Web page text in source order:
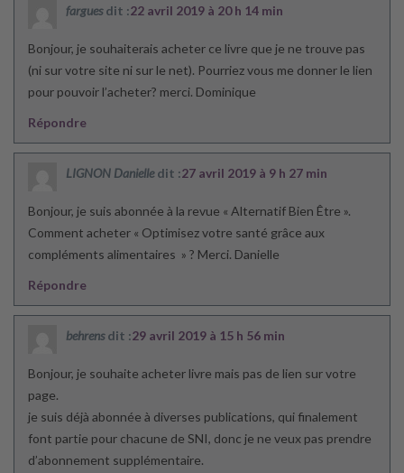
fargues dit :22 avril 2019 à 20 h 14 min
Bonjour, je souhaiterais acheter ce livre que je ne trouve pas
(ni sur votre site ni sur le net). Pourriez vous me donner le lien
pour pouvoir l’acheter? merci. Dominique
Répondre
LIGNON Danielle dit :27 avril 2019 à 9 h 27 min
Bonjour, je suis abonnée à la revue « Alternatif Bien Être ».
Comment acheter « Optimisez votre santé grâce aux
compléments alimentaires » ? Merci. Danielle
Répondre
behrens dit :29 avril 2019 à 15 h 56 min
Bonjour, je souhaite acheter livre mais pas de lien sur votre
page.
je suis déjà abonnée à diverses publications, qui finalement
font partie pour chacune de SNI, donc je ne veux pas prendre
d’abonnement supplémentaire.